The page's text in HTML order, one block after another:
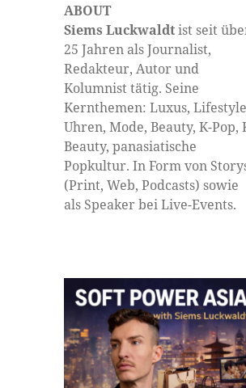
ABOUT
Siems Luckwaldtist seit
25 Jahren als Journalist,
Redakteur, Autor und
Kolumnist tätig. Seine
Kernthemen: Luxus,
Uhren, Mode, Beauty, K-Pop,
Beauty, panasiatische
Popkultur. In Form von
(Print, Web, Podcasts) sowie
als Speaker bei Live-Events.